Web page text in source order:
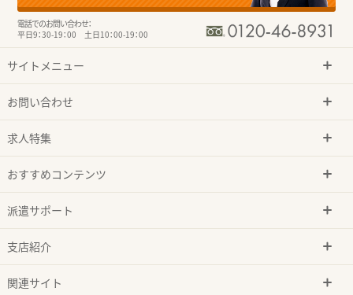
電話でのお問い合わせ：
平日9：30-19：00 土日10：00-19：00
サイトメニュー
お問い合わせ
求人特集
おすすめコンテンツ
派遣サポート
支店紹介
関連サイト